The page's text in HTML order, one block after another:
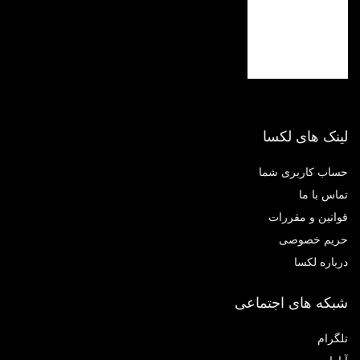
لینک های لکسا
حساب کاربری شما
تماس با ما
قوانین و مقررات
حریم خصوصی
درباره لکسا
شبکه های اجتماعی
تلگرام